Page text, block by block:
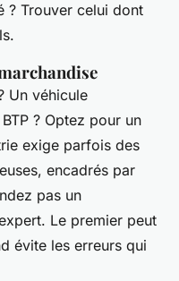
? Trouver celui dont
Un véhicule
? Optez pour un
exige parfois des
encadrés par
pas un
Le premier peut
évite les erreurs qui